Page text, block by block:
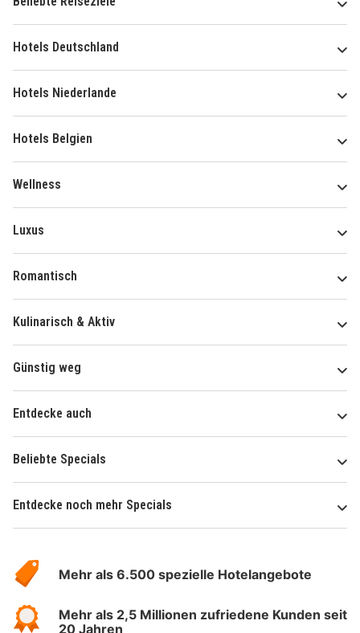
Hotels Deutschland
Hotels Niederlande
Hotels Belgien
Wellness
Luxus
Romantisch
Kulinarisch & Aktiv
Günstig weg
Entdecke auch
Beliebte Specials
Entdecke noch mehr Specials
Hotelspecials
Mehr als 6.500 spezielle Hotelangebote
Mehr als 2,5 Millionen zufriedene Kunden seit
20 Jahren